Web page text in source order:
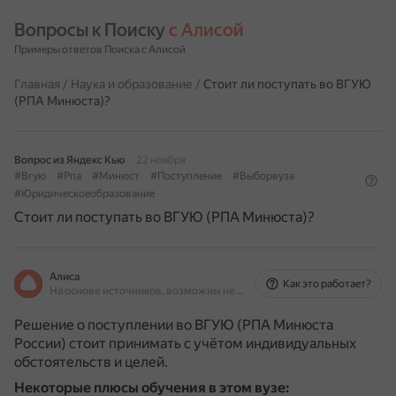
Вопросы к Поиску с Алисой
Примеры ответов Поиска с Алисой
Главная / Наука и образование / Стоит ли поступать во ВГУЮ
(РПА Минюста)?
Вопрос из Яндекс Кью
22 ноября
#Вгую
#Рпа #Минюст #Поступление
#Выборвуза
#Юридическоеобразование
Стоит ли поступать во ВГУЮ (РПА Минюста)?
Алиса
На основе источников, возможны неточности
Как это работает?
Решение о поступлении во ВГУЮ (РПА Минюста
России) стоит принимать с учётом индивидуальных
обстоятельств и целей.
Некоторые плюсы обучения в этом вузе: